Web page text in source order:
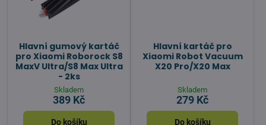
Hlavní gumový kartáč
pro Xiaomi Roborock S8
MaxV Ultra/S8 Max Ultra
- 2ks
Skladem
389 Kč
Do košíku
Hlavní kartáč pro
Xiaomi Robot Vacuum
X20 Pro/X20 Max
Skladem
279 Kč
Do košíku